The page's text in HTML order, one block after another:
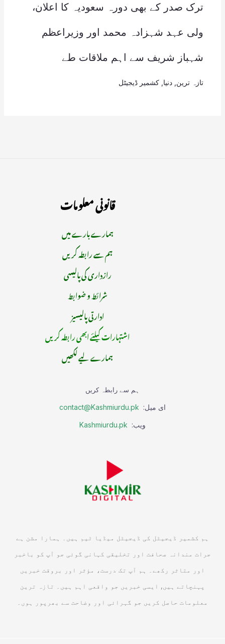
ترک صدر کے بھی دورہ سعودیہ کا اعلان،
ولی عہد شہزادہ محمد اور وزیراعظم
شہباز شریف سے اہم ملاقات طے
تازہ ترین دنیا کشمیر ڈیجیٹل
قانونی معلومات
ہمارے بارے میں
ہم سے رابطہ کریں
رازداری کی پالیسی
شرائط و ضوابط
ادارتی پالیسیز
اشتہارات کیلئے ابھی رابطہ کریں
ہمارے لیے لکھیں
ہم سے رابطہ کریں
ای میل: contact@Kashmiurdu.pk
ویب: Kashmiurdu.pk
ہم کشمیر ڈیجیٹل کی ڈیجیٹل میڈیا ٹیم ہیں۔ ہمارا مشن ہے
جرات مندانہ صحافت اور تخلیقی کہانی گوئی جو آپ کو باخبر
اور متاثر رکھے۔ ہم آپ تک درست، مؤثر اور بروقت خبریں
پہنچاتے ہیں, ایسی خبریں جو واقعی اہم ہیں۔ تازہ ترین
معلومات حاصل کریں جو گہرائی اور وضاحت سے بھرپور ہوں۔